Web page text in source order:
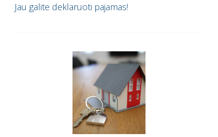
Jau galite deklaruoti pajamas!